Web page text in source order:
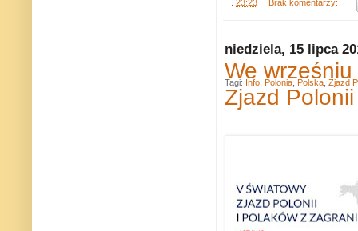
23:23 Brak komentarzy:
niedziela, 15 lipca
We
Zjazd Polonii
Tagi: Info Polonia Polska Zjazd